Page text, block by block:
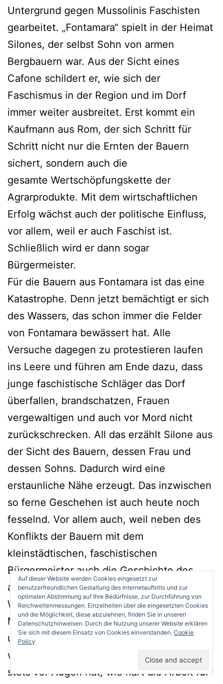
Untergrund gegen Mussolinis Faschisten
gearbeitet. „Fontamara“ spielt in der Heimat
Silones, der selbst Sohn von armen
Bergbauern war. Aus der Sicht eines
Cafone schildert er, wie sich der
Faschismus in der Region und im Dorf
immer weiter ausbreitet. Erst kommt ein
Kaufmann aus Rom, der sich Schritt für
Schritt nicht nur die Ernten der Bauern
sichert, sondern auch die
gesamte Wertschöpfungskette der
Agrarprodukte. Mit dem wirtschaftlichen
Erfolg wächst auch der politische Einfluss,
vor allem, weil er auch Faschist ist.
Schließlich wird er dann sogar
Bürgermeister.
Für die Bauern aus Fontamara ist das eine
Katastrophe. Denn jetzt bemächtigt er sich
des Wassers, das schon immer die Felder
von Fontamara bewässert hat. Alle
Versuche dagegen zu protestieren laufen
ins Leere und führen am Ende dazu, dass
junge faschistische Schläger das Dorf
überfallen, brandschatzen, Frauen
vergewaltigen und auch vor Mord nicht
zurückschrecken. All das erzählt Silone aus
der Sicht des Bauern, dessen Frau und
dessen Sohns. Dadurch wird eine
erstaunliche Nähe erzeugt. Das inzwischen
so ferne Geschehen ist auch heute noch
fesselnd. Vor allem auch, weil neben des
Konflikts der Bauern mit dem
kleinstädtischen, faschistischen
Bürgermeister auch die Geschichte des
aufkeimenden und tatsächlichen
Widerstands vor allem anhand eines jungen
Mannes erzählt wird. Das ist alles stimmig
und noch immer lesenswert. Nicht nur,
wenn man selbst in den Abruzzen ist und
stets vor Augen hat, wie hart die Arbeit für
Auf dieser Website werden Cookies eingesetzt zur
benutzerfreundlichen Gestaltung des Internetauftritts und zur
optimalen Abstimmung auf Ihre Bedürfnisse, zur Durchführung von
Reichweitenmessungen. Einzelheiten über die eingesetzten Cookies
und die Möglichkeit, diese abzulehnen, finden Sie in unseren
Datenschutzhinweisen. Durch die Nutzung unserer Website erklären
Sie sich mit diesem Einsatz von Cookies einverstanden. Cookie
Policy